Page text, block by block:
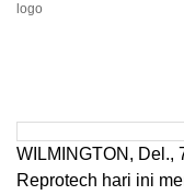
logo
WILMINGTON, Del.,
Reprotech hari ini